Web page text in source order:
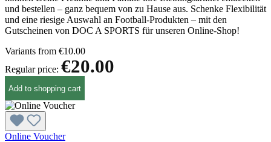
und bestellen – ganz bequem von zu Hause aus. Schenke Flexibilität
und eine riesige Auswahl an Football-Produkten – mit den
Gutscheinen von DOC A SPORTS für unseren Online-Shop!
Variants from €10.00
Regular price: €20.00
Add to shopping cart
Online Voucher